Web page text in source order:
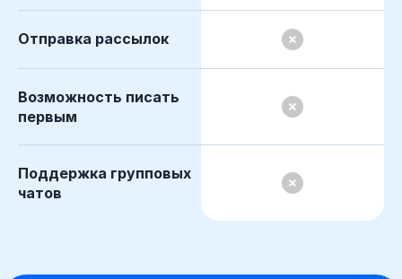
Отправка рассылок
Возможность писать
первым
Поддержка групповых
чатов